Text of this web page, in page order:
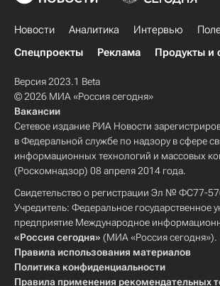
Новости Аналитика Интервью
Спецпроекты
Реклама Продукты и
Версия 2023.1 Beta
© 2026 МИА «Россия сегодня»
Вакансии
Сетевое издание РИА Новости
в Федеральной службе по надзору в сфере
информационных технологий и массовых
(Роскомнадзор) 08 апреля 2014 года.
Свидетельство о регистрации Эл № ФС77-
Учредитель: Федеральное государственное
предприятие Международное
«Россия сегодня» (МИА «Россия сегодня»).
Правила использования материалов
Политика конфиденциальности
Правила применения рекомендательных